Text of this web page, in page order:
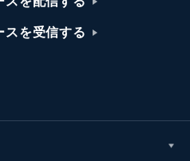
スを受信する